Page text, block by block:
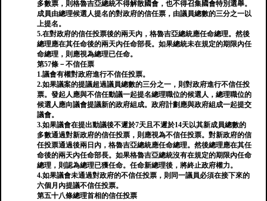
多數票，則格魯吉亞總統不得解散國會，也不得召集國會特別選舉。
成員由總理候選人提名的對政府的信任票，由議員總數的三分之一以
上提名。
5.在對政府的信任投票後的兩天內，格魯吉亞總統應任命總理。然後
總理應在其任命後的兩天內任命部長。如果總統未在規定的期限內任
命總理，則應視為總理已任命。
第57條－不信任票
1.議會有權對政府進行不信任投票。
2.如果議案的提議超過議員總數的三分之一，則對政府進行不信任投
票。發起人應與不信任動議一起提名總理職位的候選人，總理職位的
候選人應向議會提議新的政府組成。政府計劃應與政府組成一起提交
議會。
3.如果議會在提出動議後不遲於7天且不遲於14天以其新成員總數的
多數通過對新政府的信任投票，則應視為不信任投票。對新政府的信
任投票通過後兩日內，格魯吉亞總統應任命總理。然後總理應在其任
命後的兩天內任命部長。如果格魯吉亞總統沒有在規定的期限內任命
總理，則認為總理已獲任命。任命新總理後，將終止政府權力。
4.如果議會未通過對政府的不信任投票，則同一議員必須在接下來的
六個月內提議不信任投票。
第五十八條總理首相的信任投票